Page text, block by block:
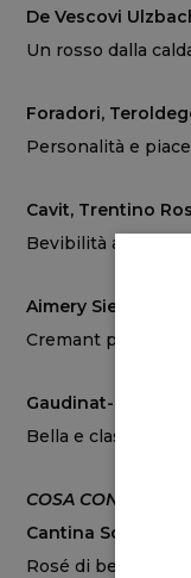
De Vescovi
Un rosso dalla
Foradori,
Personalità e
Cavit, Trentino
Bevibilità al primo
Aimery Sieur
Cremant
Gaudinat-Boivin,
Bella e classica
COSA CONSIGLIA
Cantina Sociale
Rosé di bella